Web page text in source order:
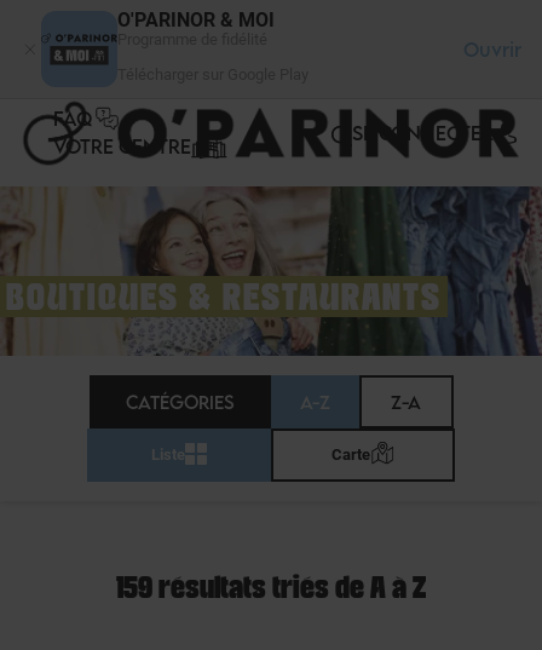
O'PARINOR & MOI
Ouvrir
FAQ
VOTRE CENTRE
SE CONNECTER
BOUTIQUES & RESTAURANTS
CATÉGORIES A-Z Z-A
Liste Carte
159 résultats triés de A à Z
Panneau de gestion des cookies